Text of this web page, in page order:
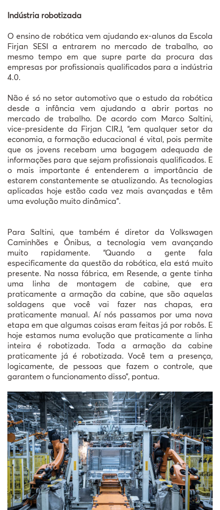
Indústria robotizada
O ensino de robótica vem ajudando ex-alunos da Escola
Firjan SESI a entrarem no mercado de trabalho, ao
mesmo tempo em que supre parte da procura das
empresas por profissionais qualificados para a indústria
4.0.
Não é só no setor automotivo que o estudo da robótica
desde a infância vem ajudando a abrir portas no
mercado de trabalho. De acordo com Marco Saltini,
vice-presidente da Firjan CIRJ, “em qualquer setor da
economia, a formação educacional é vital, pois permite
que os jovens recebam uma bagagem adequada de
informações para que sejam profissionais qualificados. E
o mais importante é entenderem a importância de
estarem constantemente se atualizando. As tecnologias
aplicadas hoje estão cada vez mais avançadas e têm
uma evolução muito dinâmica”.
Para Saltini, que também é diretor da Volkswagen
Caminhões e Ônibus, a tecnologia vem avançando
muito rapidamente. “Quando a gente fala
especificamente da questão da robótica, ela está muito
presente. Na nossa fábrica, em Resende, a gente tinha
uma linha de montagem de cabine, que era
praticamente a armação da cabine, que são aquelas
soldagens que você vai fazer nas chapas, era
praticamente manual. Aí nós passamos por uma nova
etapa em que algumas coisas eram feitas já por robôs. E
hoje estamos numa evolução que praticamente a linha
inteira é robotizada. Toda a armação da cabine
praticamente já é robotizada. Você tem a presença,
logicamente, de pessoas que fazem o controle, que
garantem o funcionamento disso”, pontua.